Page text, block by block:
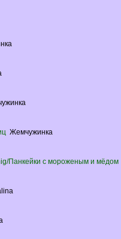
Жемчужинка
Панкейки с мороженым и мёдом